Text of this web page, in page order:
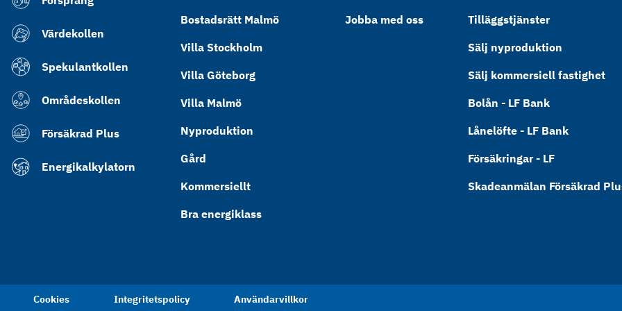
Värdekollen
Spekulantkollen
Områdeskollen
Försäkrad Plus
Energikalkylatorn
Bostadsrätt Malmö
Villa Stockholm
Villa Göteborg
Villa Malmö
Nyproduktion
Gård
Kommersiellt
Bra energiklass
Jobba med oss
Tilläggstjänster
Sälj nyproduktion
Sälj kommersiell fastighet
Bolån - LF Bank
Lånelöfte - LF Bank
Försäkringar - LF
Skadeanmälan Försäkrad
Cookies Integritetspolicy Användarvillkor